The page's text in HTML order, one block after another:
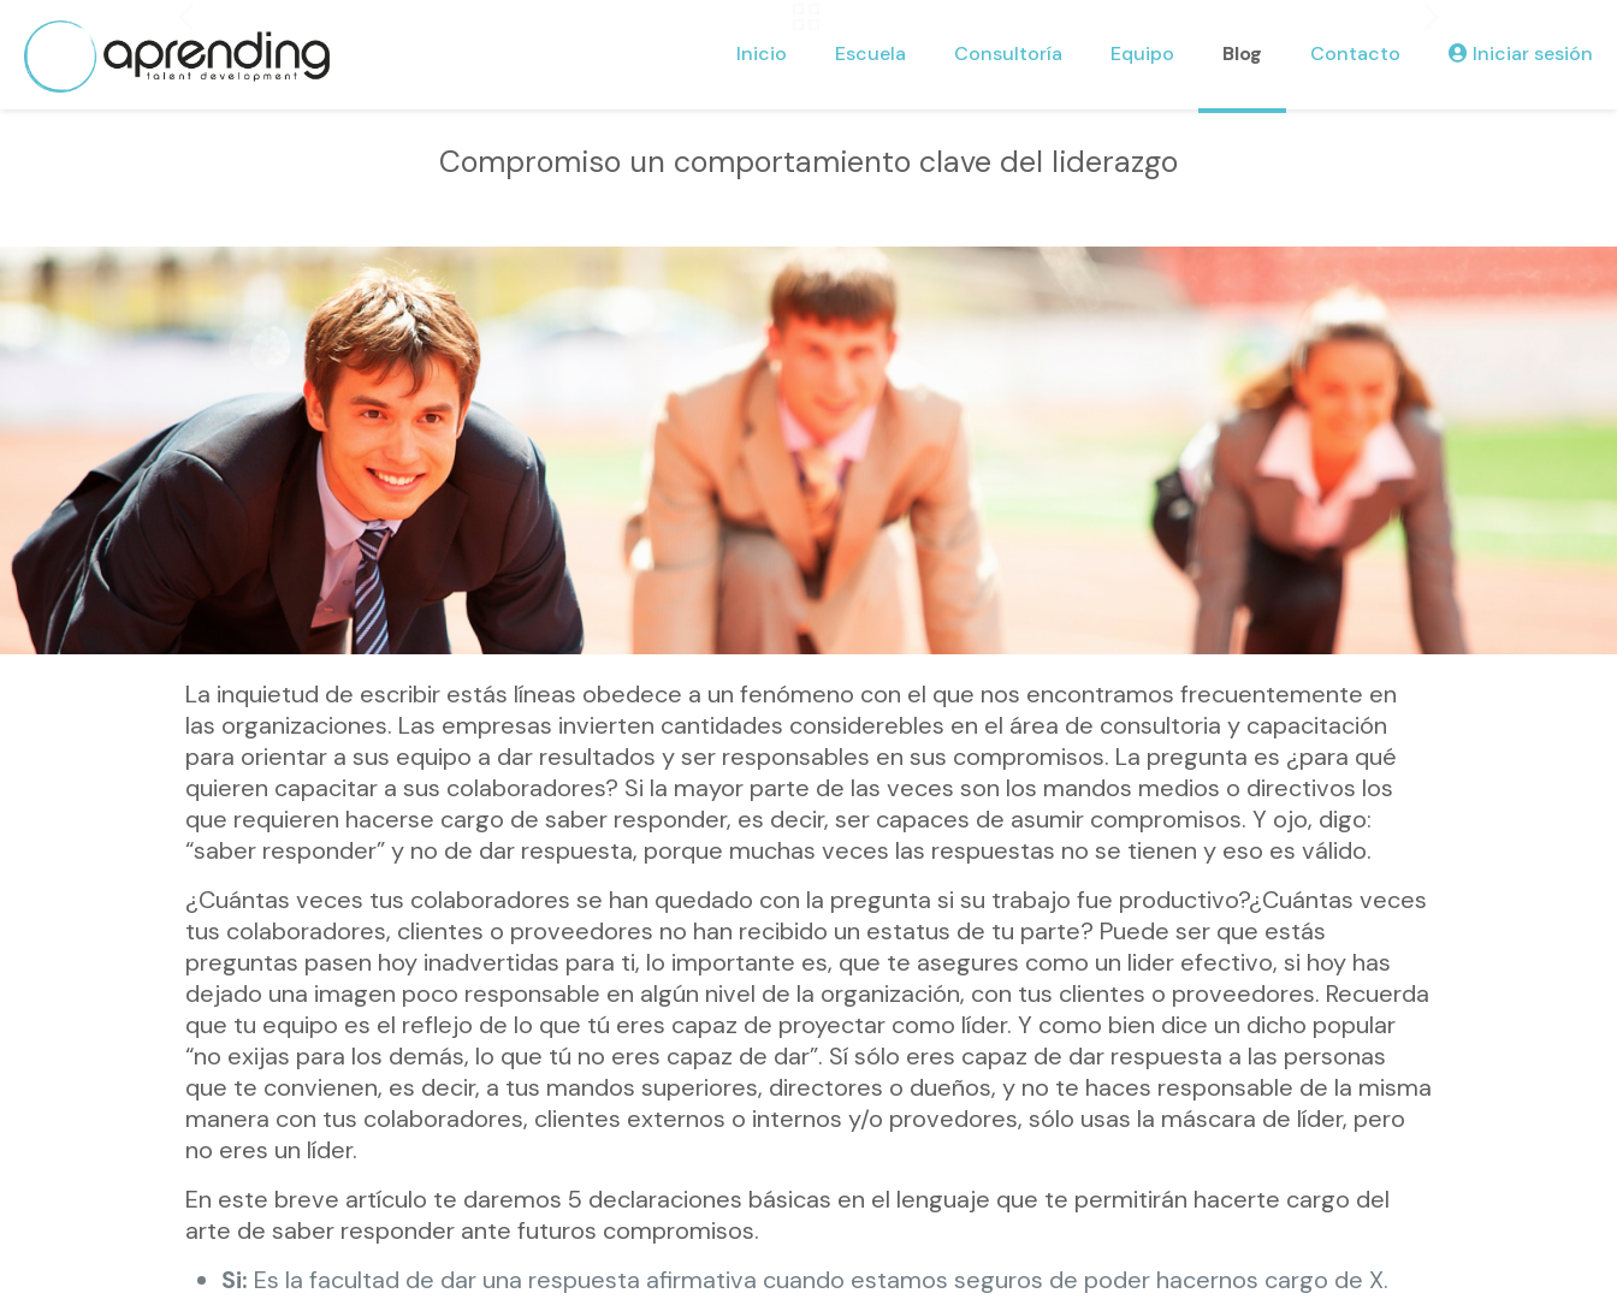
Inicio Escuela Consultoría Equipo Blog Contacto Iniciar sesión
Compromiso un comportamiento clave del liderazgo
La inquietud de escribir estás líneas obedece a un fenómeno con el que nos encontramos frecuentemente en
las organizaciones. Las empresas invierten cantidades considerebles en el área de consultoria y capacitación
para orientar a sus equipo a dar resultados y ser responsables en sus compromisos. La pregunta es ¿para qué
quieren capacitar a sus colaboradores? Si la mayor parte de las veces son los mandos medios o directivos los
que requieren hacerse cargo de saber responder, es decir, ser capaces de asumir compromisos. Y ojo, digo:
“saber responder” y no de dar respuesta, porque muchas veces las respuestas no se tienen y eso es válido.
¿Cuántas veces tus colaboradores se han quedado con la pregunta si su trabajo fue productivo?¿Cuántas veces
tus colaboradores, clientes o proveedores no han recibido un estatus de tu parte? Puede ser que estás
preguntas pasen hoy inadvertidas para ti, lo importante es, que te asegures como un lider efectivo, si hoy has
dejado una imagen poco responsable en algún nivel de la organización, con tus clientes o proveedores. Recuerda
que tu equipo es el reflejo de lo que tú eres capaz de proyectar como líder. Y como bien dice un dicho popular
“no exijas para los demás, lo que tú no eres capaz de dar”. Sí sólo eres capaz de dar respuesta a las personas
que te convienen, es decir, a tus mandos superiores, directores o dueños, y no te haces responsable de la misma
manera con tus colaboradores, clientes externos o internos y/o provedores, sólo usas la máscara de líder, pero
no eres un líder.
En este breve artículo te daremos 5 declaraciones básicas en el lenguaje que te permitirán hacerte cargo del
arte de saber responder ante futuros compromisos.
Si: Es la facultad de dar una respuesta afirmativa cuando estamos seguros de poder hacernos cargo de X.